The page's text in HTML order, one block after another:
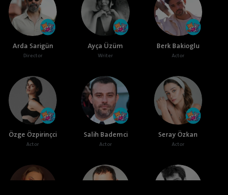
Arda Sarigün
Director
Ayça Üzüm
Writer
Berk Bakioglu
Actor
Özge Özpirinçci
Actor
Salih Bademci
Actor
Seray Özkan
Actor